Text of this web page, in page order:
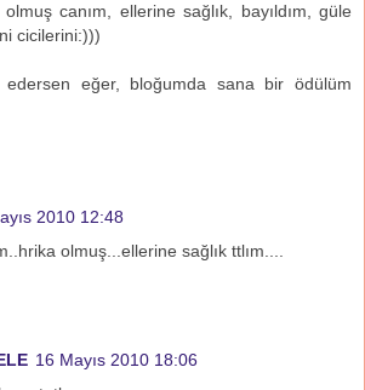
canım, ellerine sağlık, bayıldım, güle
cicilerini:)))
edersen eğer, bloğumda sana bir ödülüm
2010 12:48
olmuş...ellerine sağlık ttlım....
16 Mayıs 2010 18:06